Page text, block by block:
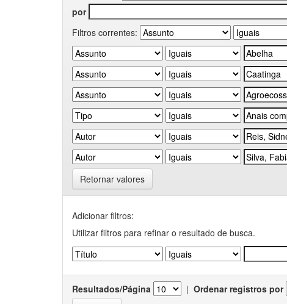
por
Filtros correntes:
Retornar valores
Adicionar filtros:
Utilizar filtros para refinar o resultado de busca.
Resultados/Página | Ordenar registros por